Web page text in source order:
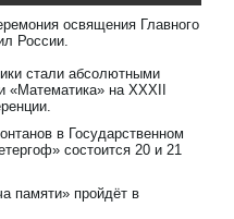
освящения Главного
России.
стали абсолютными
«Математика» на XXXII
в Государственном
состоится 20 и 21
памяти» пройдёт в